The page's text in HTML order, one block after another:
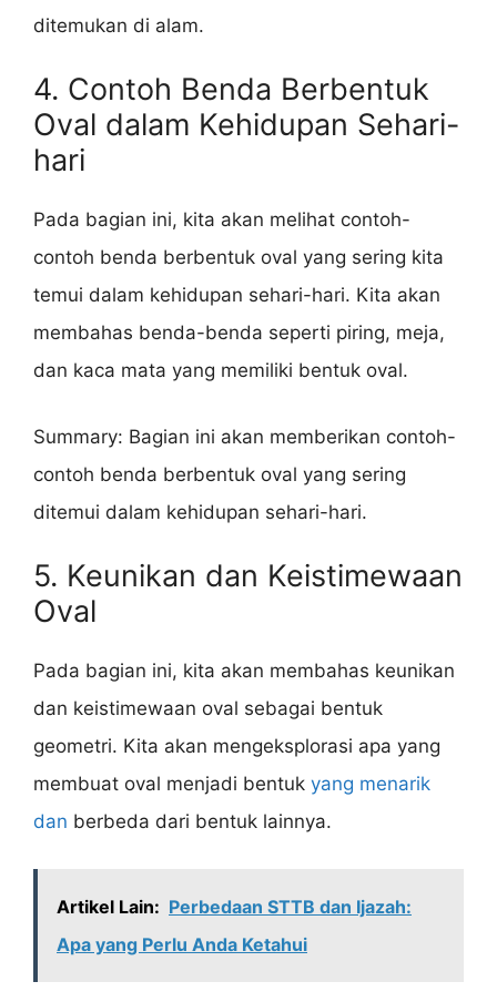
ditemukan di alam.
4. Contoh Benda Berbentuk
Oval dalam Kehidupan Sehari-
hari
Pada bagian ini, kita akan melihat contoh-
contoh benda berbentuk oval yang sering kita
temui dalam kehidupan sehari-hari. Kita akan
membahas benda-benda seperti piring, meja,
dan kaca mata yang memiliki bentuk oval.
Summary: Bagian ini akan memberikan contoh-
contoh benda berbentuk oval yang sering
ditemui dalam kehidupan sehari-hari.
5. Keunikan dan Keistimewaan
Oval
Pada bagian ini, kita akan membahas keunikan
dan keistimewaan oval sebagai bentuk
geometri. Kita akan mengeksplorasi apa yang
membuat oval menjadi bentuk yang menarik
dan berbeda dari bentuk lainnya.
Artikel Lain: Perbedaan STTB dan Ijazah:
Apa yang Perlu Anda Ketahui